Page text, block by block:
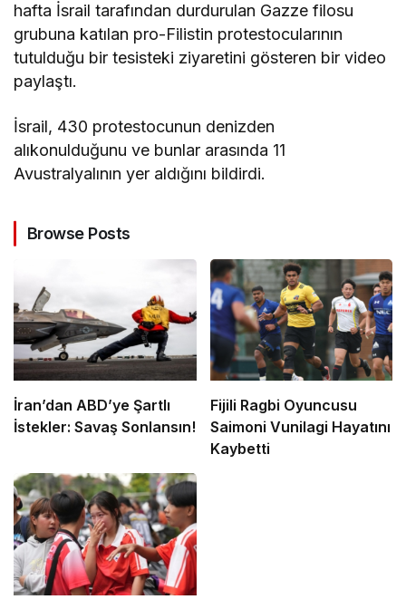
hafta İsrail tarafından durdurulan Gazze filosu
grubuna katılan pro-Filistin protestocularının
tutulduğu bir tesisteki ziyaretini gösteren bir video
paylaştı.
İsrail, 430 protestocunun denizden
alıkonulduğunu ve bunlar arasında 11
Avustralyalının yer aldığını bildirdi.
Browse Posts
İran’dan ABD’ye Şartlı
İstekler: Savaş Sonlansın!
Fijili Ragbi Oyuncusu
Saimoni Vunilagi Hayatını
Kaybetti